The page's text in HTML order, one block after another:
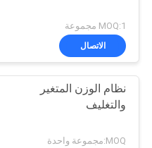
MOQ:1 مجموعة
الاتصال
نظام الوزن المتغير
والتغليف
MOQ:مجموعة واحدة